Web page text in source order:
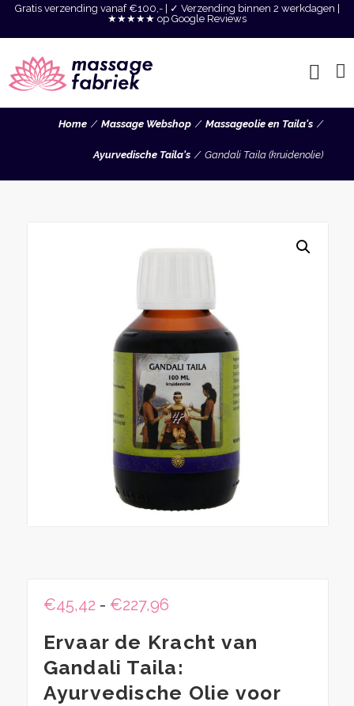
Gratis verzending vanaf €100,- | ✓ Verzending binnen 2 werkdagen |
★★★★★ op Google Reviews
Home Massage Webshop Massageolie en Taila's
Ayurvedische Taila's Gandali Taila (kruidenolie)
€45,42 - €227,96Prijsklasse:
tot
€227,96
Ervaar de Kracht van
Gandali Taila:
Ayurvedische Olie voor